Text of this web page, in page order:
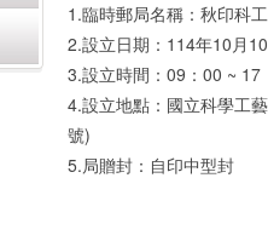
1.臨時郵局名稱：秋印科工
2.設立日期：114年10月
3.設立時間：09：00 ~ 17
4.設立地點：國立科學工
號)
5.局贈封：自印中型封